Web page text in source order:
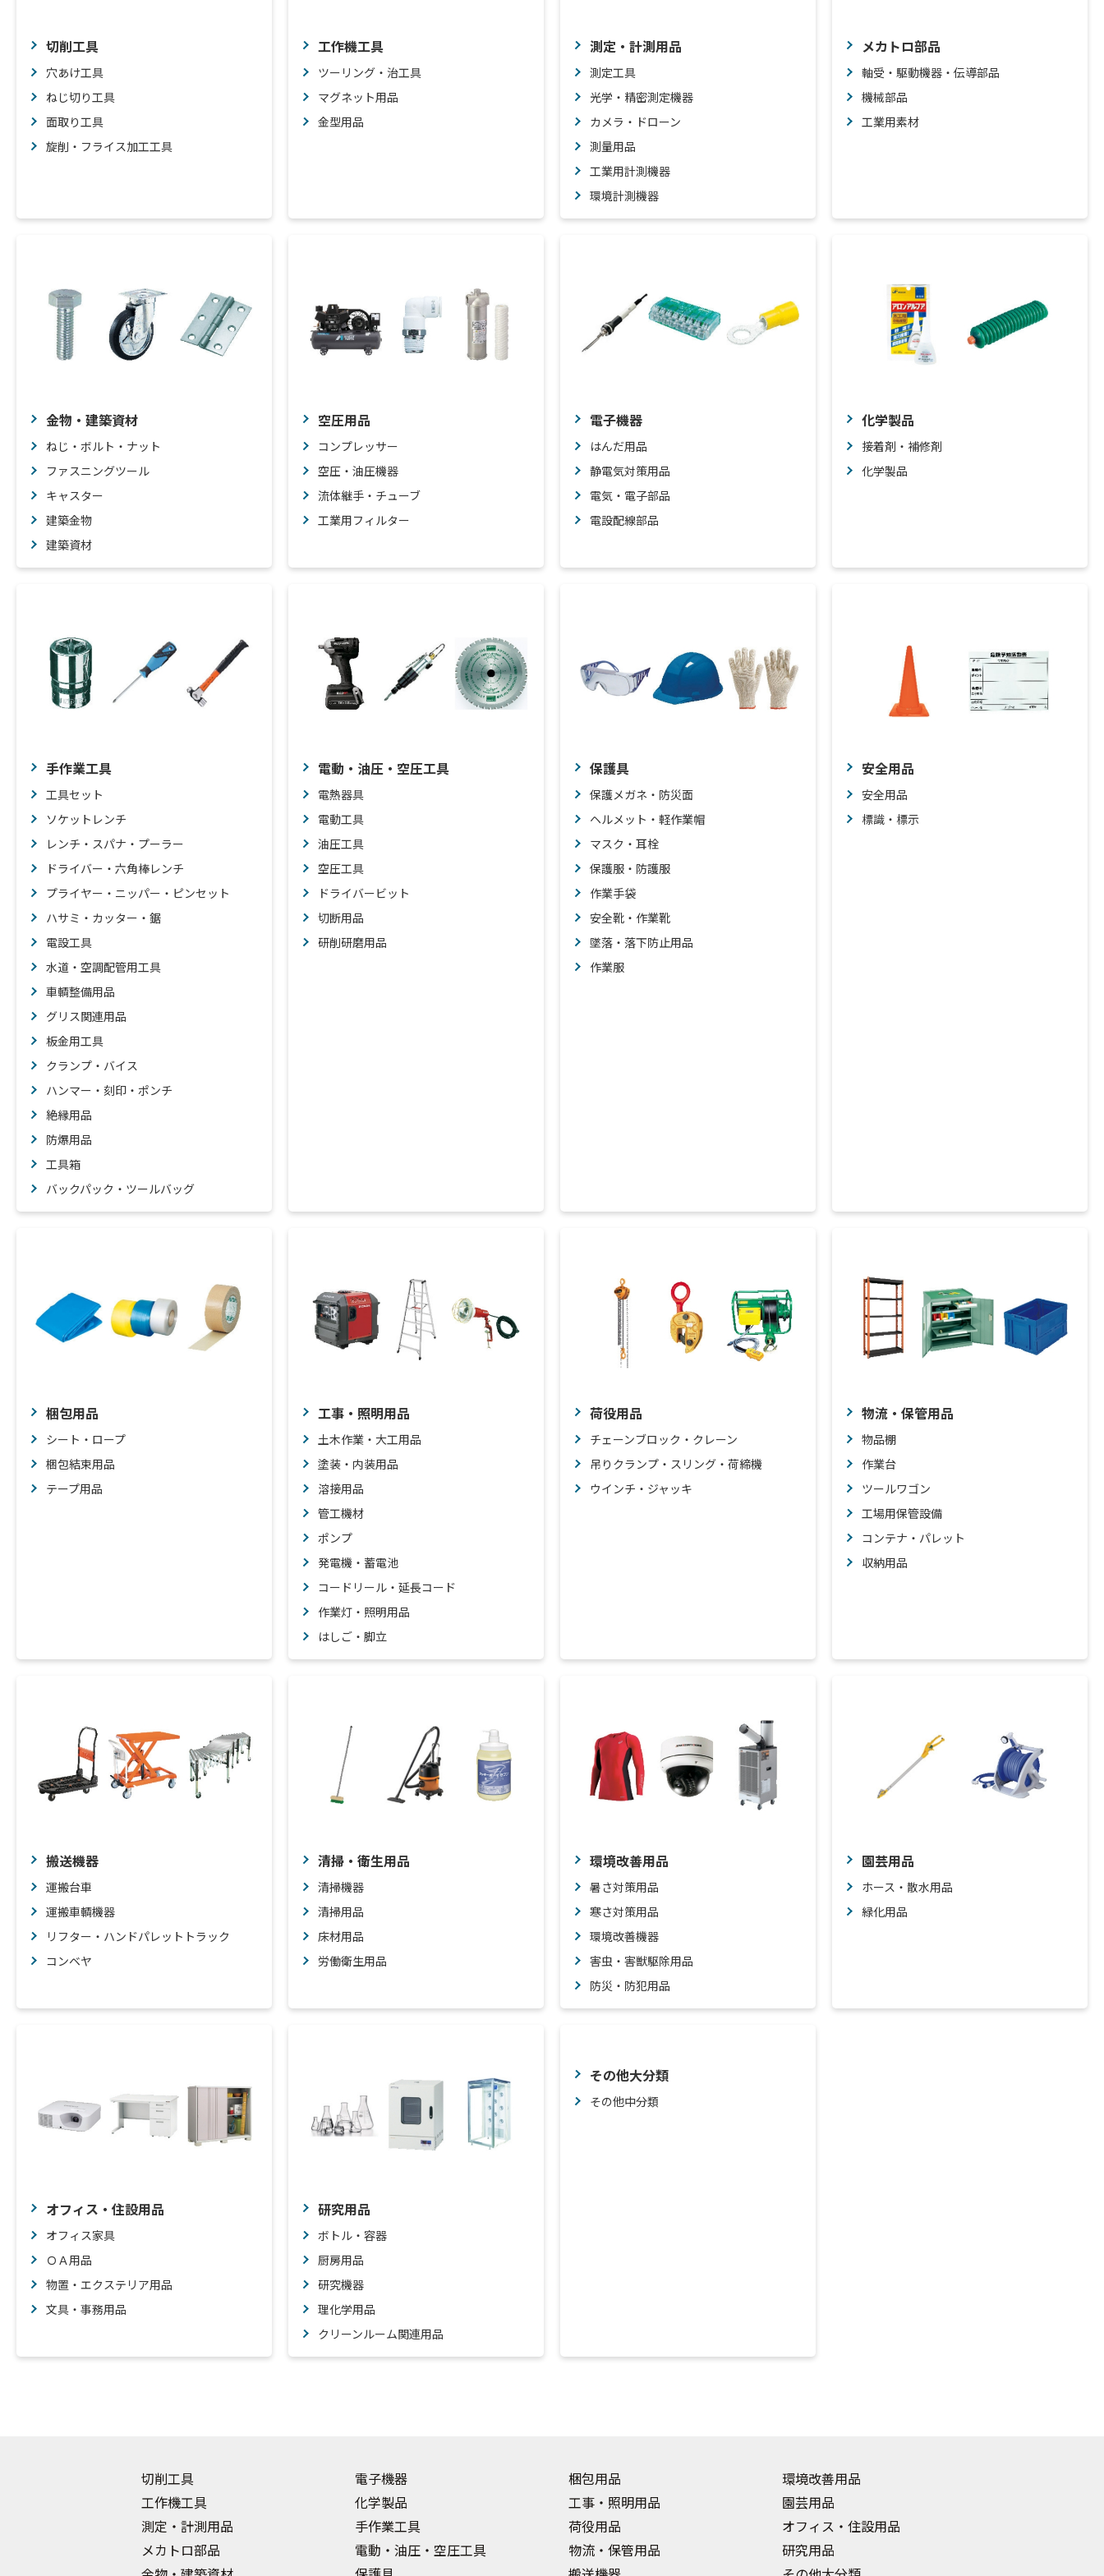
切削工具
穴あけ工具
ねじ切り工具
面取り工具
旋削・フライス加工工具
工作機工具
ツーリング・治工具
マグネット用品
金型用品
測定・計測用品
測定工具
光学・精密測定機器
カメラ・ドローン
測量用品
工業用計測機器
環境計測機器
メカトロ部品
軸受・駆動機器・伝導部品
機械部品
工業用素材
金物・建築資材
ねじ・ボルト・ナット
ファスニングツール
キャスター
建築金物
建築資材
空圧用品
コンプレッサー
空圧・油圧機器
流体継手・チューブ
工業用フィルター
電子機器
はんだ用品
静電気対策用品
電気・電子部品
電設配線部品
化学製品
接着剤・補修剤
化学製品
手作業工具
工具セット
ソケットレンチ
レンチ・スパナ・プーラー
ドライバー・六角棒レンチ
プライヤー・ニッパー・ピンセット
ハサミ・カッター・鋸
電設工具
水道・空調配管用工具
車輌整備用品
グリス関連用品
板金用工具
クランプ・バイス
ハンマー・刻印・ポンチ
絶縁用品
防爆用品
工具箱
バックパック・ツールバッグ
電動・油圧・空圧工具
電熱器具
電動工具
油圧工具
空圧工具
ドライバービット
切断用品
研削研磨用品
保護具
保護メガネ・防災面
ヘルメット・軽作業帽
マスク・耳栓
保護服・防護服
作業手袋
安全靴・作業靴
墜落・落下防止用品
作業服
安全用品
安全用品
標識・標示
梱包用品
シート・ロープ
梱包結束用品
テープ用品
工事・照明用品
土木作業・大工用品
塗装・内装用品
溶接用品
管工機材
ポンプ
発電機・蓄電池
コードリール・延長コード
作業灯・照明用品
はしご・脚立
荷役用品
チェーンブロック・クレーン
吊りクランプ・スリング・荷締機
ウインチ・ジャッキ
物流・保管用品
物品棚
作業台
ツールワゴン
工場用保管設備
コンテナ・パレット
収納用品
搬送機器
運搬台車
運搬車輌機器
リフター・ハンドパレットトラック
コンベヤ
清掃・衛生用品
清掃機器
清掃用品
床材用品
労働衛生用品
環境改善用品
暑さ対策用品
寒さ対策用品
環境改善機器
害虫・害獣駆除用品
防災・防犯用品
園芸用品
ホース・散水用品
緑化用品
オフィス・住設用品
オフィス家具
ＯＡ用品
物置・エクステリア用品
文具・事務用品
研究用品
ボトル・容器
厨房用品
研究機器
理化学用品
クリーンルーム関連用品
その他大分類
その他中分類
切削工具
工作機工具
測定・計測用品
メカトロ部品
電子機器
化学製品
手作業工具
電動・油圧・空圧工具
梱包用品
工事・照明用品
荷役用品
物流・保管用品
環境改善用品
園芸用品
オフィス・住設用品
研究用品